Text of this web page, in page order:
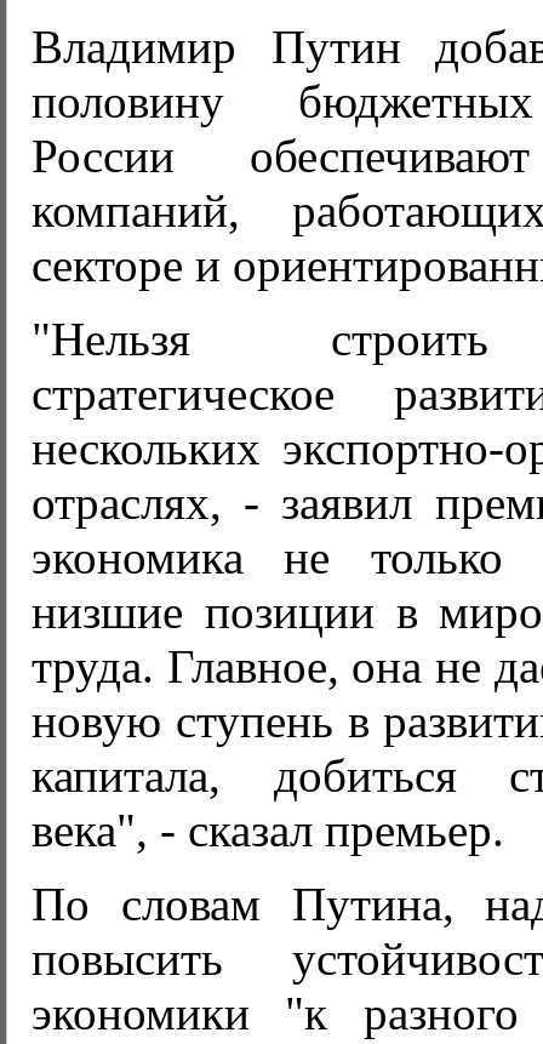
Владимир Путин
половину
России
компаний,
секторе и
"Нельзя строить
стратегическое
нескольких экспортно-
отраслях, - заявил
экономика не только
низшие позиции в
труда. Главное, она не
новую ступень в
капитала, добиться
века", - сказал премьер.
По словам Путина,
повысить
экономики "к